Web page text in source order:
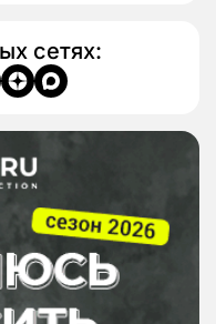
сетях: